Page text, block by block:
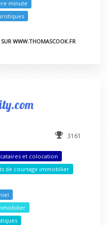
minute
SUR WWW.THOMASCOOK.FR
3161
et colocation
de courtage immobilier